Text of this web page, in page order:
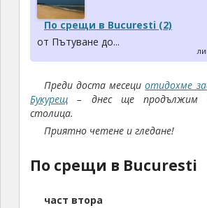
По срещи в Bucuresti (2)
от Пътуване до...
Преди доста месециотидохме
Букурещ– днес ще продължим
столица.
Приятно четене и гледане!
По срещи в Bucuresti
част втора